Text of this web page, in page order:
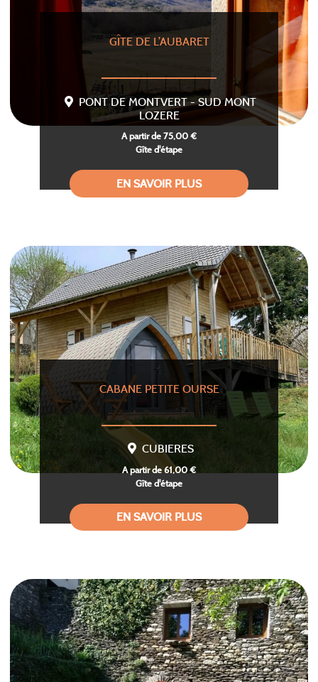
GÎTE DE L’AUBARET
PONT DE MONTVERT - SUD MONT
LOZERE
A partir de 75,00 €
Gîte d'étape
EN SAVOIR PLUS
CABANE PETITE OURSE
CUBIERES
A partir de 61,00 €
Gîte d'étape
EN SAVOIR PLUS